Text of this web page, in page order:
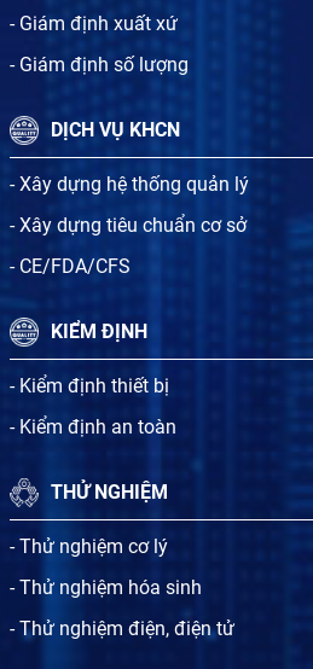
- Giám định xuất xứ
- Giám định số lượng
DỊCH VỤ KHCN
- Xây dựng hệ thống quản lý
- Xây dựng tiêu chuẩn cơ sở
- CE/FDA/CFS
KIỂM ĐỊNH
- Kiểm định thiết bị
- Kiểm định an toàn
THỬ NGHIỆM
- Thử nghiệm cơ lý
- Thử nghiệm hóa sinh
- Thử nghiệm điện, điện tử